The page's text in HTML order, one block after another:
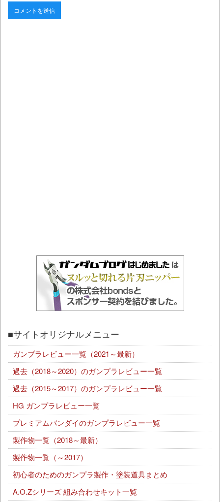
■サイトオリジナルメニュー
ガンプラレビュー一覧（2021～最新）
過去（2018～2020）のガンプラレビュー一覧
過去（2015～2017）のガンプラレビュー一覧
HG ガンプラレビュー一覧
プレミアムバンダイのガンプラレビュー一覧
製作物一覧（2018～最新）
製作物一覧（～2017）
初心者のためのガンプラ製作・塗装道具まとめ
A.O.Zシリーズ 組み合わせキット一覧